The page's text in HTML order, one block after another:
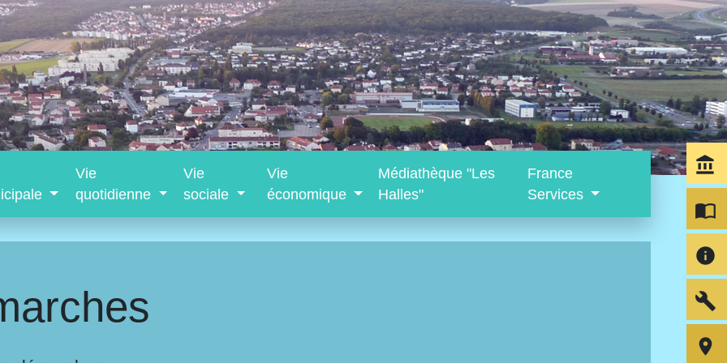
Vie
quotidienne
Vie
sociale
Vie
économique
Médiathèque "Les
Halles"
France
Services
account_balance
import_contacts
info
build
room